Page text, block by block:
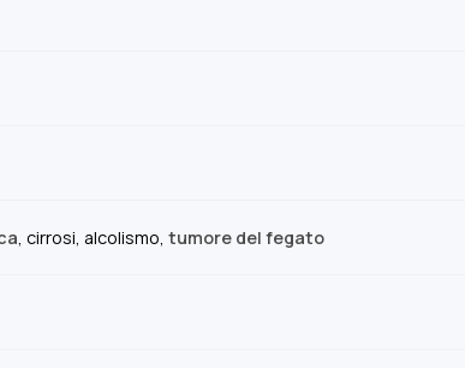
, cirrosi, alcolismo, tumore del fegato